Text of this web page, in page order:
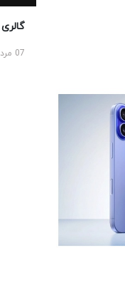
گالری
07 مرداد 1405